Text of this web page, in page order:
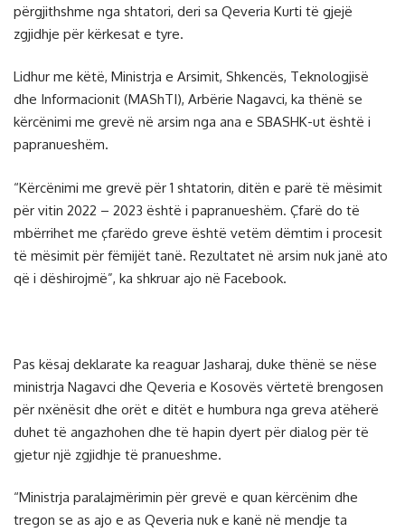
përgjithshme nga shtatori, deri sa Qeveria Kurti të gjejë
zgjidhje për kërkesat e tyre.
Lidhur me këtë, Ministrja e Arsimit, Shkencës, Teknologjisë
dhe Informacionit (MAShTI), Arbërie Nagavci, ka thënë se
kërcënimi me grevë në arsim nga ana e SBASHK-ut është i
papranueshëm.
“Kërcënimi me grevë për 1 shtatorin, ditën e parë të mësimit
për vitin 2022 – 2023 është i papranueshëm. Çfarë do të
mbërrihet me çfarëdo greve është vetëm dëmtim i procesit
të mësimit për fëmijët tanë. Rezultatet në arsim nuk janë ato
që i dëshirojmë”, ka shkruar ajo në Facebook.
Pas kësaj deklarate ka reaguar Jasharaj, duke thënë se nëse
ministrja Nagavci dhe Qeveria e Kosovës vërtetë brengosen
për nxënësit dhe orët e ditët e humbura nga greva atëherë
duhet të angazhohen dhe të hapin dyert për dialog për të
gjetur një zgjidhje të pranueshme.
“Ministrja paralajmërimin për grevë e quan kërcënim dhe
tregon se as ajo e as Qeveria nuk e kanë në mendje ta